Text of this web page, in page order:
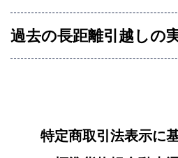
過去の長距離引越しの
特定商取引法表示に